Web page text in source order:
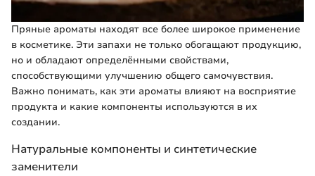
Пряные ароматы находят все более широкое применение
в косметике. Эти запахи не только обогащают продукцию,
но и обладают определёнными свойствами,
способствующими улучшению общего самочувствия.
Важно понимать, как эти ароматы влияют на восприятие
продукта и какие компоненты используются в их
создании.
Натуральные компоненты и синтетические
заменители